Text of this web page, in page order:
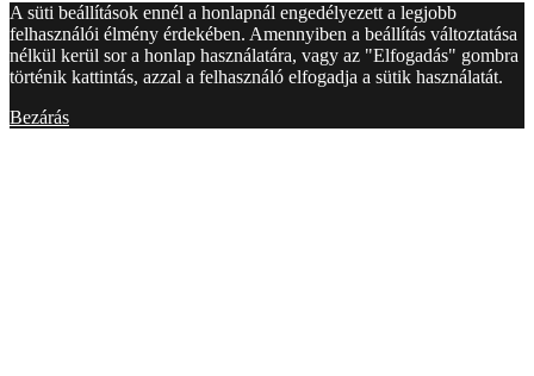
A süti beállítások ennél a honlapnál engedélyezett a legjobb
felhasználói élmény érdekében. Amennyiben a beállítás változtatása
nélkül kerül sor a honlap használatára, vagy az "Elfogadás" gombra
történik kattintás, azzal a felhasználó elfogadja a sütik használatát.
Bezárás